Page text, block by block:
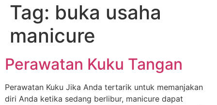
Tag: buka usaha
manicure
Perawatan Kuku Tangan
Perawatan Kuku Jika Anda tertarik untuk memanjakan
diri Anda ketika sedang berlibur, manicure dapat